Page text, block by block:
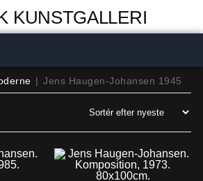
KUNSTGALLERI
| Jens Haugen-Johansen 1945